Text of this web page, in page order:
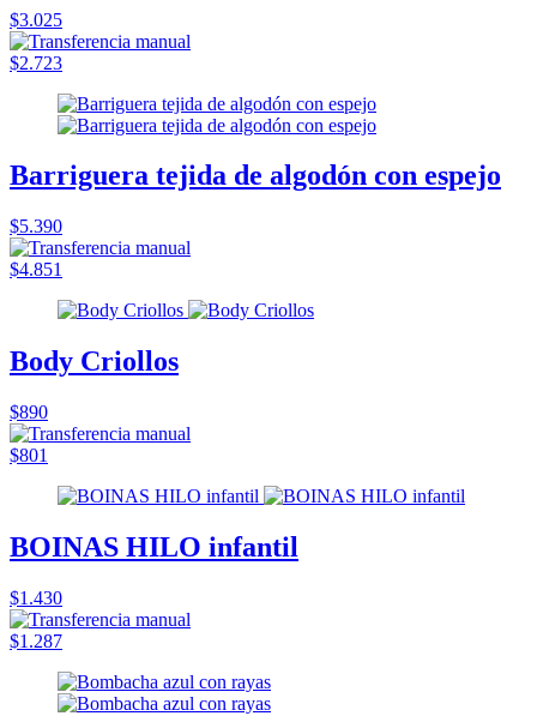
$3.025
$2.723
Barriguera tejida de algodón con espejo
$5.390
$4.851
Body Criollos
$890
$801
BOINAS HILO infantil
$1.430
$1.287